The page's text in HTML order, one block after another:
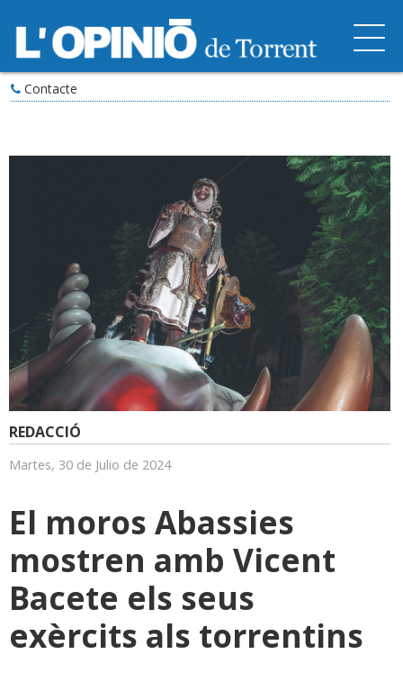
Contacte
REDACCIÓ
Martes, 30 de Julio de 2024
El moros Abassies
mostren amb Vicent
Bacete els seus
exèrcits als torrentins